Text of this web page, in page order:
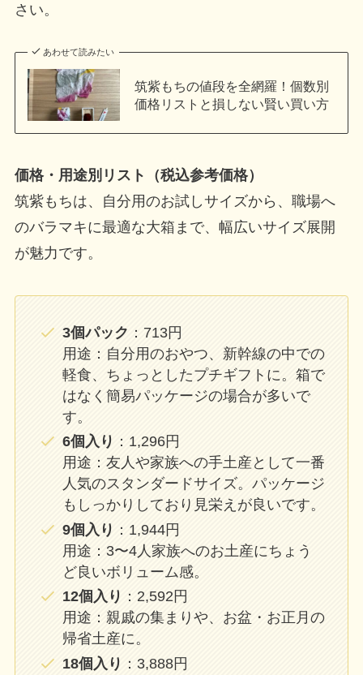
さい。
あわせて読みたい
筑紫もちの値段を全網羅！個数別
価格リストと損しない賢い買い方
価格・用途別リスト（税込参考価格）
筑紫もちは、自分用のお試しサイズから、職場へ
のバラマキに最適な大箱まで、幅広いサイズ展開
が魅力です。
3個パック ：713円
用途：自分用のおやつ、新幹線の中での
軽食、ちょっとしたプチギフトに。箱で
はなく簡易パッケージの場合が多いで
す。
6個入り ：1,296円
用途：友人や家族への手土産として一番
人気のスタンダードサイズ。パッケージ
もしっかりしており見栄えが良いです。
9個入り ：1,944円
用途：3〜4人家族へのお土産にちょう
ど良いボリューム感。
12個入り ：2,592円
用途：親戚の集まりや、お盆・お正月の
帰省土産に。
18個入り ：3,888円